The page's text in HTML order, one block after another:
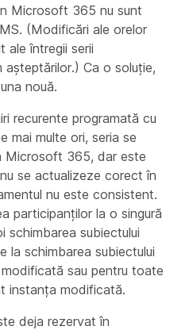
Microsoft 365 nu sunt
(Modificări ale orelor
ale întregii serii
Ca o soluție,
nouă.
recurente programată cu
mai multe ori, seria se
Microsoft 365, dar este
se actualizeze corect în
nu este consistent.
participanților la o singură
schimbarea subiectului
la schimbarea subiectului
sau pentru toate
instanța modificată.
deja rezervat în